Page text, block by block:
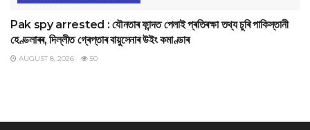
Pak spy arrested : যৌনতাৰ ফান্দত পেলাই প্ৰতিৰক্ষা তথ্য চুৰি পাকিস্তানী
হেণ্ডলাৰৰ, দিল্লীত গ্ৰেপ্তাৰ বায়ুসেনাৰ উইং কমাণ্ডাৰ
AUGUST 8, 2026 50